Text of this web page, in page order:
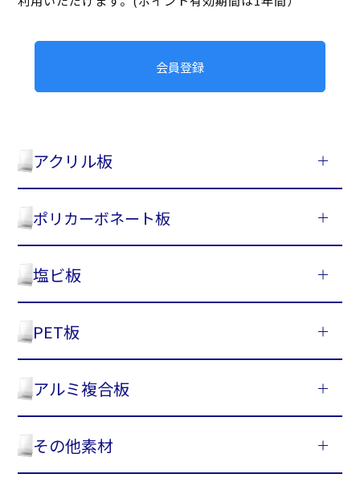
アクリル板
ポリカーボネート板
塩ビ板
PET板
アルミ複合板
その他素材
会員登録